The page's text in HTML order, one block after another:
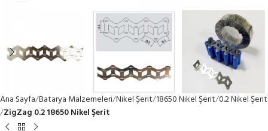
Ana Sayfa Batarya Malzemeleri Nikel Şerit 18650 Nikel Şerit 0.2 Nikel Şerit
ZigZag 0.2 18650 Nikel Şerit